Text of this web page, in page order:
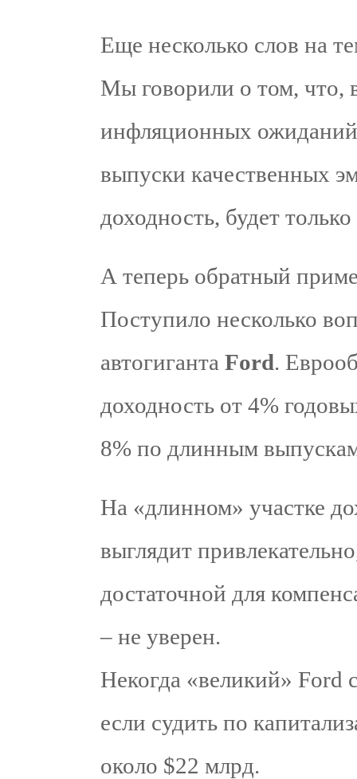
Еще несколько слов на
Мы говорили о том, что,
инфляционных
выпуски качественных
доходность, будет только
А теперь обратный
Поступило несколько
автогиганта Ford.
доходность от 4%
8% по длинным
На «длинном» участке
выглядит
достаточной для
– не уверен.
Некогда «великий» Ford
если судить по
около $22 млрд.